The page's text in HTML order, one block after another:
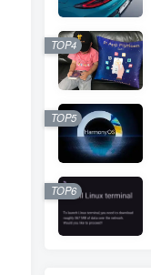
TOP4
TOP5
TOP6